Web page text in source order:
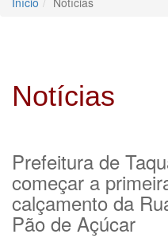
Notícias
Prefeitura de
começar a
calçamento da
Pão de Açúcar